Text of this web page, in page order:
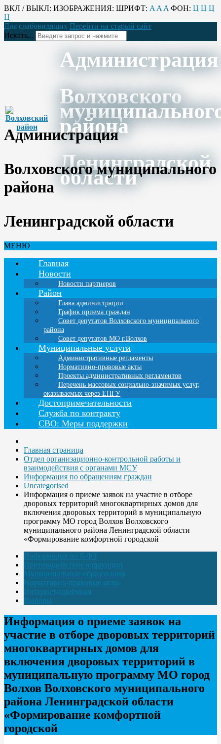
ВКЛ / ВЫКЛ: ИЗОБРАЖЕНИЯ: ШРИФТ: A A A ФОН: Ц Ц Ц
Ц
Для слабовидящих Перейти на старый сайт
Искать...
Администрация
Волховского
района
Ленинградской
области
Администрация
Волховского муниципального
района
Ленинградской области
МЕНЮ
Главная
Новости
Новости партнеров
Район
Глава администрации
График приема граждан
Совет депутатов Волховского муниципального
района
Совет депутатов МО г.Волхов
Муниципальные услуги
Административные регламенты
Нормативно-правовые акты
Проекты административных регламентов
Перечень массовых социально-значимых услуг,
оказываемых через ЕПГУ
Достопримечательности
Служба по контракту
СВО: Меры поддержки
Главная страница
Отдел организационно-контрольной работы и
взаимодействия с органами МСУ
Информация по обращениям граждан
Uncategorised
Информация о приеме заявок на участие в отборе
дворовых территорий многоквартирных домов для
включения дворовых территорий в муниципальную
программу МО город Волхов Волховского
муниципального района Ленинградской области
«Формирование комфортной городской
Информация по 8-ФЗ
Противодействие коррупции
Муниципальные образования
Нормативно-правовые акты
Интернет-приёмная
Выборы
Информация о приеме заявок на
участие в отборе дворовых территорий
многоквартирных домов для
включения дворовых территорий в
муниципальную программу МО город
Волхов Волховского муниципального
района Ленинградской области
«Формирование комфортной
городской